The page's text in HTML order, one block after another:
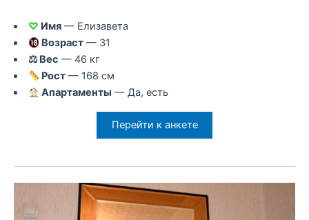
♡ Имя— Елизавета
Возраст — 31
⚖ Вес — 46 кг
Рост — 168 см
Апартаменты — Да, есть
Перейти к анкете